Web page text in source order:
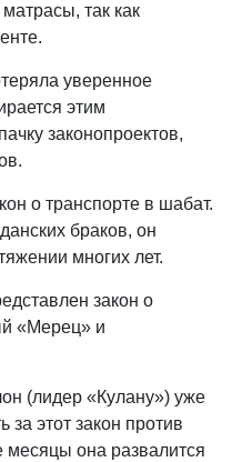
так как
уверенное
этим
законопроектов,
о транспорте в шабат.
браков, он
многих лет.
закон о
«Мерец» и
(лидер «Кулану») уже
за этот закон против
месяцы она развалится